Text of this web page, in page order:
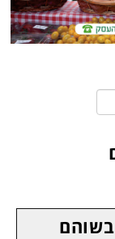
בשוהם